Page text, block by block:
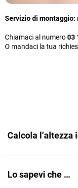
Servizio di
Chiamaci al numero03
O mandaci la tua
Calcola l’altezza
Lo sapevi che …